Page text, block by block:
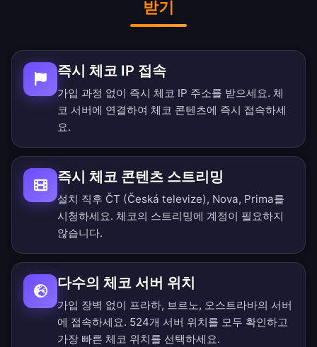
받기
즉시 체코 IP 접속
가입 과정 없이 즉시 체코 IP 주소를 받으세요. 체
코 서버에 연결하여 체코 콘텐츠에 즉시 접속하세
요.
즉시 체코 콘텐츠 스트리밍
설치 직후 ČT (Česká televize), Nova, Prima를
시청하세요. 체코의 스트리밍에 계정이 필요하지
않습니다.
다수의 체코 서버 위치
가입 장벽 없이 프라하, 브르노, 오스트라바의 서버
에 접속하세요. 524개 서버 위치를 모두 확인하고
가장 빠른 체코 위치를 선택하세요.